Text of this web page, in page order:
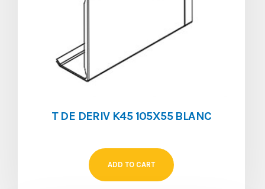
T DE DERIV K45 105X55 BLANC
ADD TO CART